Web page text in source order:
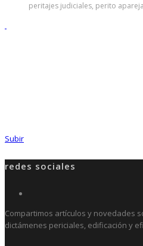
peritajes judiciales, perito
Subir
redes sociales
Compartimos artículos y novedades
dictámenes periciales, edificación y